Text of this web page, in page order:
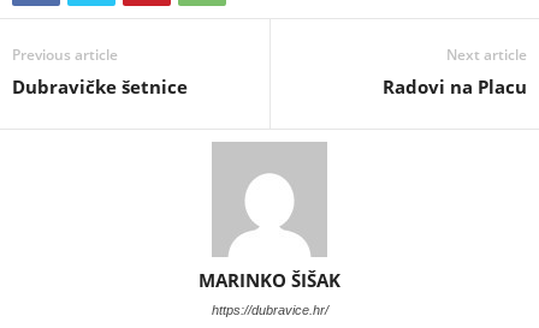
Previous article
Dubravičke šetnice
Next article
Radovi na Placu
MARINKO ŠIŠAK
https://dubravice.hr/